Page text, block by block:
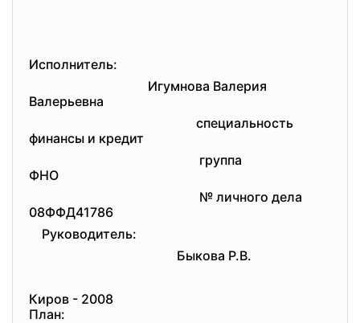
Исполнитель:
Игумнова Валерия
Валерьевна
специальность
финансы и кредит
группа
ФНО
№ личного дела
08ФФД41786
Руководитель:
Быкова Р.В.
Киров - 2008
План: